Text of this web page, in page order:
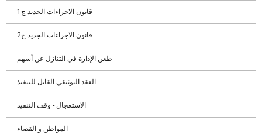
قانون الاجراءات الجديد ج1
قانون الاجراءات الجديد ج2
طعن الإدارة في التنازل عن أسهم
العقد التوثيقي القابل للتنفيذ
الاستعجال - وقف التنفيذ
المواطن و القضاء